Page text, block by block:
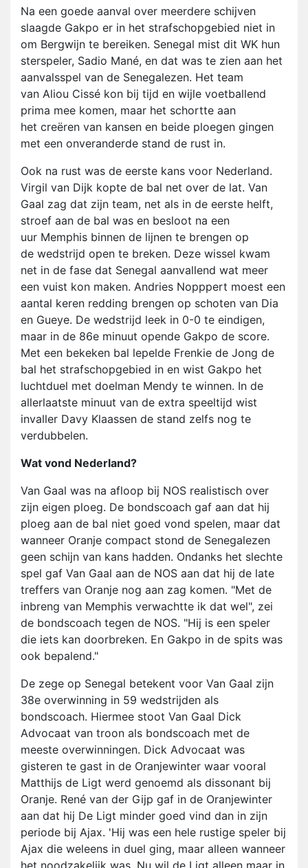
Na een goede aanval over meerdere schijven
slaagde Gakpo er in het strafschopgebied niet in
om Bergwijn te bereiken. Senegal mist dit WK hun
sterspeler, Sadio Mané, en dat was te zien aan het
aanvalsspel van de Senegalezen. Het team
van Aliou Cissé kon bij tijd en wijle voetballend
prima mee komen, maar het schortte aan
het creëren van kansen en beide ploegen gingen
met een onveranderde stand de rust in.
Ook na rust was de eerste kans voor Nederland.
Virgil van Dijk kopte de bal net over de lat. Van
Gaal zag dat zijn team, net als in de eerste helft,
stroef aan de bal was en besloot na een
uur Memphis binnen de lijnen te brengen op
de wedstrijd open te breken. Deze wissel kwam
net in de fase dat Senegal aanvallend wat meer
een vuist kon maken. Andries Nopppert moest een
aantal keren redding brengen op schoten van Dia
en Gueye. De wedstrijd leek in 0-0 te eindigen,
maar in de 86e minuut opende Gakpo de score.
Met een bekeken bal lepelde Frenkie de Jong de
bal het strafschopgebied in en wist Gakpo het
luchtduel met doelman Mendy te winnen. In de
allerlaatste minuut van de extra speeltijd wist
invaller Davy Klaassen de stand zelfs nog te
verdubbelen.
Wat vond Nederland?
Van Gaal was na afloop bij NOS realistisch over
zijn eigen ploeg. De bondscoach gaf aan dat hij
ploeg aan de bal niet goed vond spelen, maar dat
wanneer Oranje compact stond de Senegalezen
geen schijn van kans hadden. Ondanks het slechte
spel gaf Van Gaal aan de NOS aan dat hij de late
treffers van Oranje nog aan zag komen. "Met de
inbreng van Memphis verwachtte ik dat wel", zei
de bondscoach tegen de NOS. "Hij is een speler
die iets kan doorbreken. En Gakpo in de spits was
ook bepalend."
De zege op Senegal betekent voor Van Gaal zijn
38e overwinning in 59 wedstrijden als
bondscoach. Hiermee stoot Van Gaal Dick
Advocaat van troon als bondscoach met de
meeste overwinningen. Dick Advocaat was
gisteren te gast in de Oranjewinter waar vooral
Matthijs de Ligt werd genoemd als dissonant bij
Oranje. René van der Gijp gaf in de Oranjewinter
aan dat hij De Ligt minder goed vind dan in zijn
periode bij Ajax. 'Hij was een hele rustige speler bij
Ajax die weleens in duel ging, maar alleen wanneer